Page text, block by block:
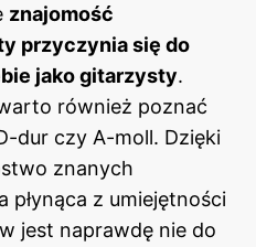
znajomość
przyczynia się do
jako gitarzysty.
również poznać
dur czy A-moll. Dzięki
znanych
płynąca z umiejętności
jest naprawdę nie do